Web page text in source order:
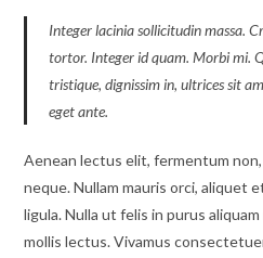
Integer lacinia sollicitudin massa.
tortor. Integer id quam. Morbi mi.
tristique, dignissim in, ultrices sit
eget ante.
Aenean lectus elit, fermentum
neque. Nullam mauris orci, aliquet
ligula. Nulla ut felis in purus
mollis lectus. Vivamus